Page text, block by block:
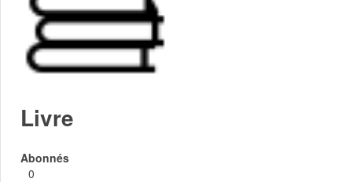
Livre
Abonnés
0